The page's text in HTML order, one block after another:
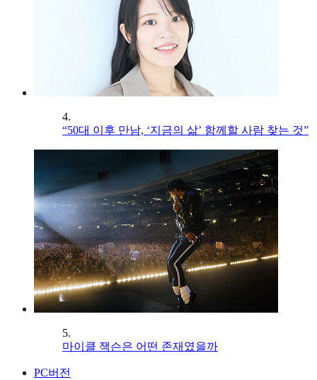
4.
“50대 이후 만남, ‘지금의 삶’ 함께할 사람 찾는 것”
5.
마이클 잭슨은 어떤 존재였을까
PC버전